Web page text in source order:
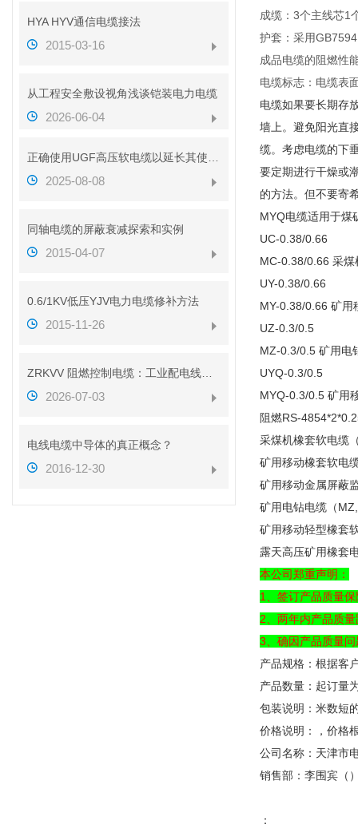
HYA HYV通信电缆接法
2015-03-16
从工程安全敷设视角浅谈铠装电力电缆
2026-06-04
2025-08-08
同轴电缆的屏蔽衰减探索和实例
2015-04-07
0.6/1KV低压YJV电力电缆修补方法
2015-11-26
2026-07-03
电线电缆中导体的真正概念？
2016-12-30
成缆：3个主线芯1
护套：采用
成品电缆的阻燃性
电缆标志：电缆表
电缆如果要长期
墙上。避免阳光
缆。考虑电缆的下
要定期进行干燥或
的方法。但不要寄
MYQ电缆适用于煤
UC-0.38/0.66
MC-0.38/0.66 采
UY-0.38/0.66
MY-0.38/0.66 矿用
UZ-0.3/0.5
MZ-0.3/0.5 矿用电
UYQ-0.3/0.5
MYQ-0.3/0.5 矿用
阻燃RS-
采煤机橡套软电缆
矿用移动橡套软电
矿用移动金属屏蔽
矿用电钻电缆（
矿用移动轻型橡套
露天高压矿用橡套
本公司郑重声明：
1、签订产品质量
2、两年内产品质
3、确因产品质量
产品规格：根据客
产品数量：起订量
包装说明：米数短
价格说明：，价格
公司名称：天津市
销售部：李围宾（
：